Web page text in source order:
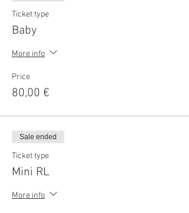
Ticket type
Baby
More info
Price
80,00 €
Sale ended
Ticket type
Mini RL
More info